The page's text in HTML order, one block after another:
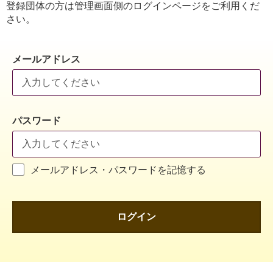
登録団体の方は管理画面側のログインページをご利用くだ
さい。
メールアドレス
パスワード
メールアドレス・パスワードを記憶する
ログイン